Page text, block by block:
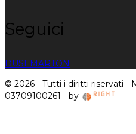
Seguici
DUSEMARTON
© 2026 - Tutti i diritti riservati -
03709100261 - by